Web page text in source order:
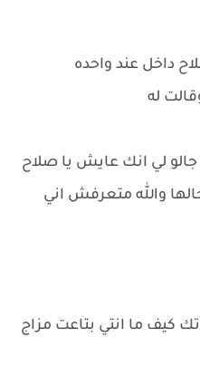
داخل عند واحده
له
لي انك عايش يا صلاح
والله متعرفش اني
كيف ما انتي بتاعت مزاج